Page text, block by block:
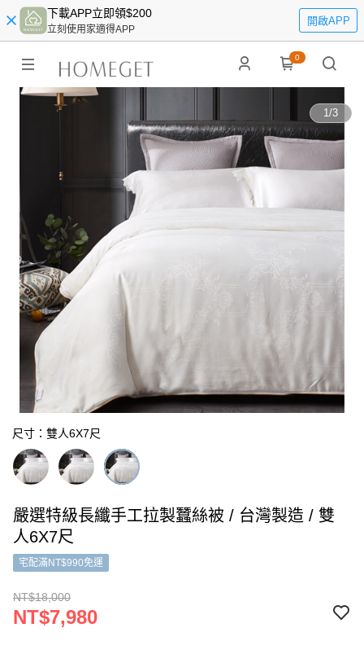
下載APP立即領$200
立刻使用家適得APP
開啟APP
0
1/3
尺寸：雙人6X7尺
嚴選特級長纖手工拉製蠶絲被 / 台灣製造 / 雙
人6X7尺
宅配滿NT$990免運
NT$18,000
NT$7,980